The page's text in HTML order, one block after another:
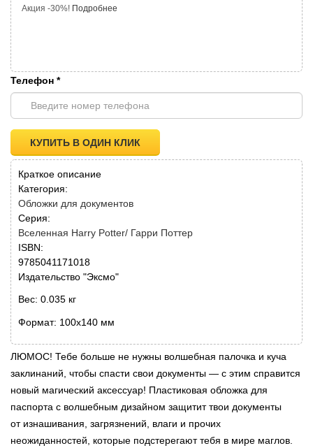
Краткое описание
Категория:
Обложки для документов
Серия:
Вселенная Harry Potter/ Гарри Поттер
ISBN:
9785041171018
Издательство "Эксмо"
Вес: 0.035 кг
Формат: 100x140 мм
Акция -30%! Подробнее
Телефон *
КУПИТЬ В ОДИН КЛИК
ЛЮМОС! Тебе больше не нужны волшебная палочка и куча
заклинаний, чтобы спасти свои документы — с этим справится
новый магический аксессуар! Пластиковая обложка для
паспорта с волшебным дизайном защитит твои документы
от изнашивания, загрязнений, влаги и прочих
неожиданностей, которые подстерегают тебя в мире маглов.